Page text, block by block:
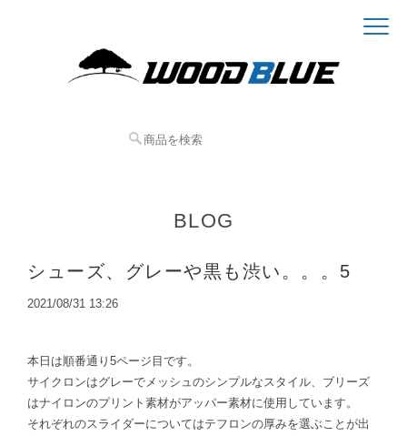
BLOG
シューズ、グレーや黒も渋い。。。5
2021/08/31 13:26
本日は順番通り5ページ目です。
サイクロンはグレーでメッシュのシンプルなスタイル、ブリーズ
はナイロンのプリント素材がアッパー素材に使用しています。
それぞれのスライダーについてはテフロンの厚みを選ぶことが出